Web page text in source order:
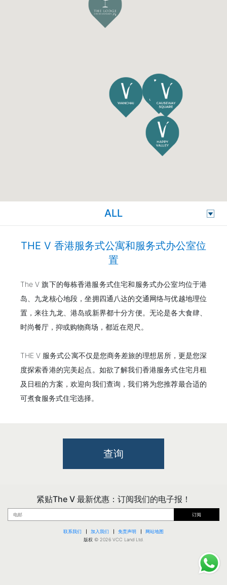
ALL
THE V 香港服务式公寓和服务式办公室位
置
The V 旗下的每栋香港服务式住宅和服务式办公室均位于港
岛、九龙核心地段，坐拥四通八达的交通网络与优越地理位
置，来往九龙、港岛或新界都十分方便。无论是各大食肆、
时尚餐厅，抑或购物商场，都近在咫尺。
THE V 服务式公寓不仅是您商务差旅的理想居所，更是您深
度探索香港的完美起点。如欲了解我们香港服务式住宅月租
及日租的方案，欢迎向我们查询，我们将为您推荐最合适的
可煮食服务式住宅选择。
查询
紧贴The V 最新优惠：订阅我们的电子报！
订阅
联系我们 加入我们 免责声明
网站地图
版权 © 2026 VCC Land Ltd.